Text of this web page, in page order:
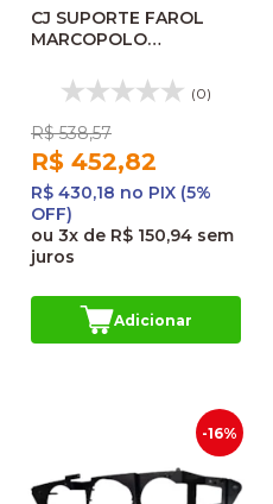
CJ SUPORTE FAROL
MARCOPOLO
ORIGINAL 24030069(0)
R$ 538,57
R$ 452,82
R$ 430,18 no PIX (5%
OFF)
ou 3x de R$ 150,94 sem
juros
Adicionar
-16%